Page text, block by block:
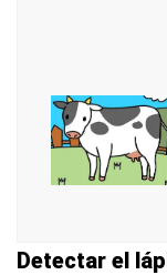
Detectar el